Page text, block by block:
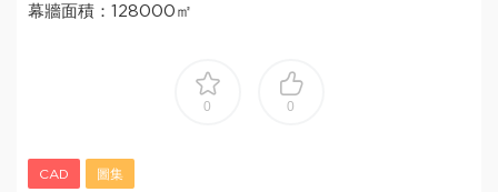
幕牆面積：128000㎡
0 0
CAD 圖集